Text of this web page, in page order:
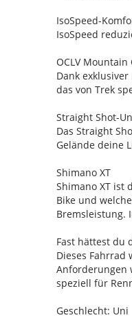
IsoSpeed-
IsoSpeed
OCLV Mountain
Dank
das von Trek
Straight Shot-
Das Straight
Gelände deine
Shimano XT
Shimano XT ist
Bike und
Bremsleistung.
Fast hättest du
Dieses
Anforderungen
speziell für
Geschlecht: Uni